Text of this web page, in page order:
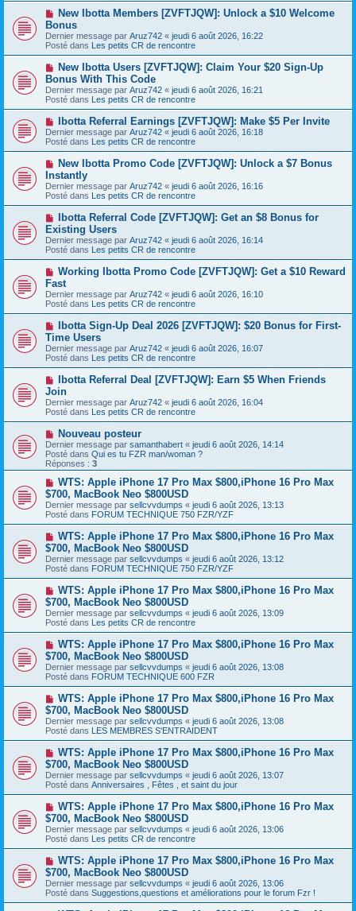
a
g
e
a
m
e
s
a
g
e
N
u
v
e
a
m
e
s
a
g
e
New Ibotta Members [ZVFTJQW]: Unlock a $10 Welcome
Bonus
Dernier message par Aruz742 « jeudi 6 août 2026, 16:22
Posté dans Les petits CR de rencontre
N
u
v
e
a
m
e
s
s
a
g
e
New Ibotta Users [ZVFTJQW]: Claim Your $20 Sign-Up
Bonus With This Code
Dernier message par Aruz742 « jeudi 6 août 2026, 16:21
Posté dans Les petits CR de rencontre
N
o
u
v
e
a
u
m
e
s
s
a
g
e
Ibotta Referral Earnings [ZVFTJQW]: Make $5 Per Invite
Dernier message par Aruz742 « jeudi 6 août 2026, 16:18
Posté dans Les petits CR de rencontre
N
u
v
e
a
m
e
s
a
g
e
New Ibotta Promo Code [ZVFTJQW]: Unlock a $7 Bonus
Instantly
Dernier message par Aruz742 « jeudi 6 août 2026, 16:16
Posté dans Les petits CR de rencontre
N
o
u
v
e
a
u
m
e
s
a
g
e
Ibotta Referral Code [ZVFTJQW]: Get an $8 Bonus for
Existing Users
Dernier message par Aruz742 « jeudi 6 août 2026, 16:14
Posté dans Les petits CR de rencontre
N
u
v
e
a
m
e
s
a
g
e
Working Ibotta Promo Code [ZVFTJQW]: Get a $10 Reward
Fast
Dernier message par Aruz742 « jeudi 6 août 2026, 16:10
Posté dans Les petits CR de rencontre
N
u
v
e
a
m
e
s
a
g
e
Ibotta Sign-Up Deal 2026 [ZVFTJQW]: $20 Bonus for First-
Time Users
Dernier message par Aruz742 « jeudi 6 août 2026, 16:07
Posté dans Les petits CR de rencontre
N
o
u
v
e
a
m
e
s
s
a
g
e
Ibotta Referral Deal [ZVFTJQW]: Earn $5 When Friends
Join
Dernier message par Aruz742 « jeudi 6 août 2026, 16:04
Posté dans Les petits CR de rencontre
N
o
u
v
e
a
u
m
e
s
s
a
g
e
Nouveau posteur
Dernier message par samanthabert « jeudi 6 août 2026, 14:14
Posté dans Qui es tu FZR man/woman ?
Réponses : 3
N
o
u
v
e
a
u
m
e
s
a
g
e
WTS: Apple iPhone 17 Pro Max $800,iPhone 16 Pro Max
$700, MacBook Neo $800USD
Dernier message par sellcvvdumps « jeudi 6 août 2026, 13:13
Posté dans FORUM TECHNIQUE 750 FZR/YZF
N
o
u
v
e
a
u
m
e
s
a
g
e
WTS: Apple iPhone 17 Pro Max $800,iPhone 16 Pro Max
$700, MacBook Neo $800USD
Dernier message par sellcvvdumps « jeudi 6 août 2026, 13:12
Posté dans FORUM TECHNIQUE 750 FZR/YZF
N
o
u
v
e
a
u
m
e
s
a
g
e
WTS: Apple iPhone 17 Pro Max $800,iPhone 16 Pro Max
$700, MacBook Neo $800USD
Dernier message par sellcvvdumps « jeudi 6 août 2026, 13:09
Posté dans Les petits CR de rencontre
N
o
u
v
e
a
u
m
e
s
a
g
e
WTS: Apple iPhone 17 Pro Max $800,iPhone 16 Pro Max
$700, MacBook Neo $800USD
Dernier message par sellcvvdumps « jeudi 6 août 2026, 13:08
Posté dans FORUM TECHNIQUE 600 FZR
N
o
u
v
e
a
u
m
e
s
a
g
e
WTS: Apple iPhone 17 Pro Max $800,iPhone 16 Pro Max
$700, MacBook Neo $800USD
Dernier message par sellcvvdumps « jeudi 6 août 2026, 13:08
Posté dans LES MEMBRES S'ENTRAIDENT
N
o
u
v
e
a
u
m
e
s
a
g
e
WTS: Apple iPhone 17 Pro Max $800,iPhone 16 Pro Max
$700, MacBook Neo $800USD
Dernier message par sellcvvdumps « jeudi 6 août 2026, 13:07
Posté dans Anniversaires , Fêtes , et saint du jour
N
o
u
v
e
a
u
m
e
s
a
WTS: Apple iPhone 17 Pro Max $800,iPhone 16 Pro Max
$700, MacBook Neo $800USD
Dernier message par sellcvvdumps « jeudi 6 août 2026, 13:06
Posté dans Les petits CR de rencontre
N
o
u
v
e
a
WTS: Apple iPhone 17 Pro Max $800,iPhone 16 Pro Max
$700, MacBook Neo $800USD
Dernier message par sellcvvdumps « jeudi 6 août 2026, 13:06
Posté dans Suggestions,questions et améliorations pour le forum Fzr !